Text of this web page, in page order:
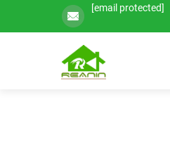
[email protected]